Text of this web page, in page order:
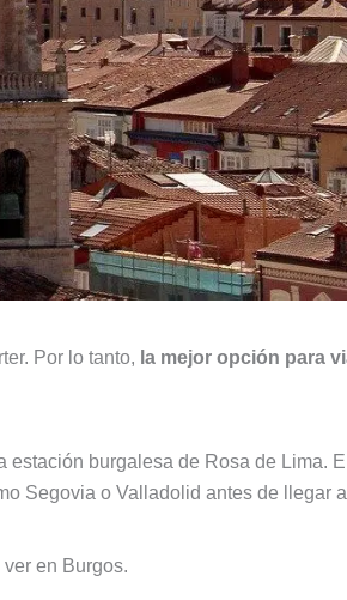
Por lo tanto, la mejor opción para
estación burgalesa de Rosa de Lima.
Segovia o Valladolid antes de llegar
en Burgos.